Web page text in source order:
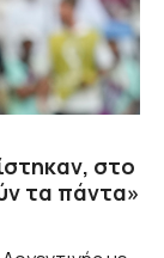
στο
τα πάντα»